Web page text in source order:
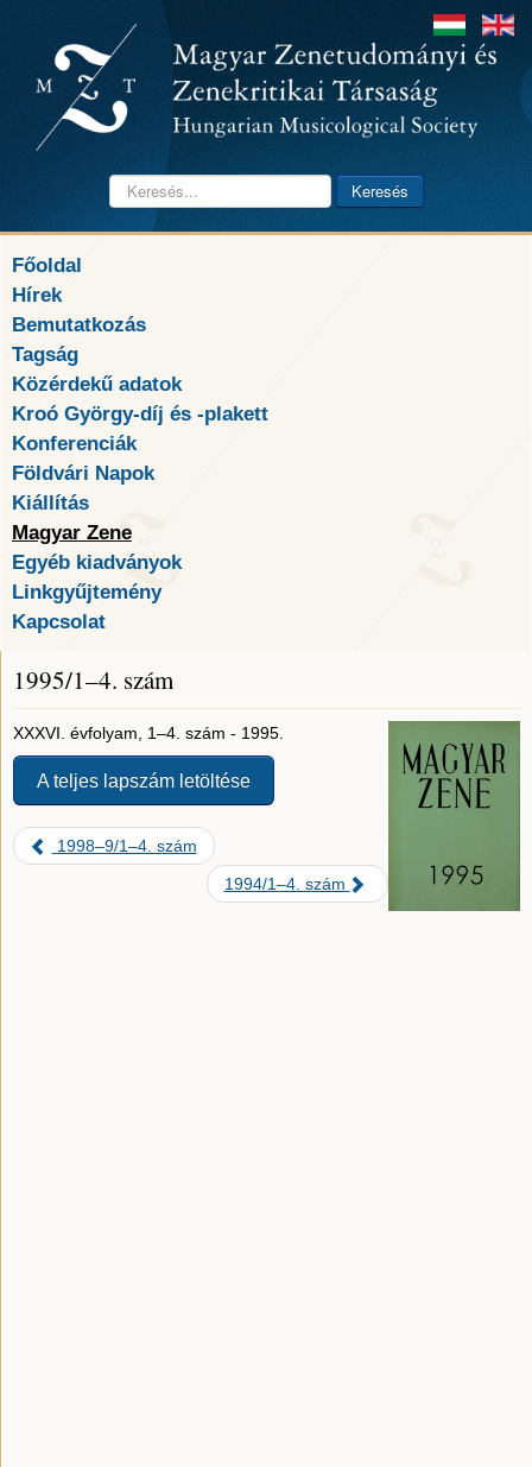
Keresés... Keresés
Főoldal
Hírek
Bemutatkozás
Tagság
Közérdekű adatok
Kroó György-díj és -plakett
Konferenciák
Földvári Napok
Kiállítás
Magyar Zene
Egyéb kiadványok
Linkgyűjtemény
Kapcsolat
1995/1–4. szám
XXXVI. évfolyam, 1–4. szám - 1995.
A teljes lapszám letöltése
1998–9/1–4. szám
1994/1–4. szám